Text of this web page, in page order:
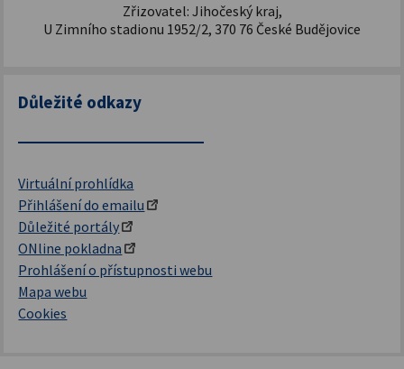
Zřizovatel: Jihočeský kraj,
U Zimního stadionu 1952/2, 370 76 České Budějovice
Důležité odkazy
Virtuální prohlídka
Přihlášení do emailu
Důležité portály
ONline pokladna
Prohlášení o přístupnosti webu
Mapa webu
Cookies